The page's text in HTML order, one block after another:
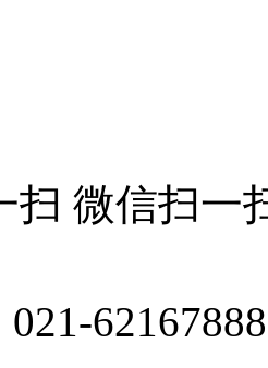
微信扫一
021-62167888